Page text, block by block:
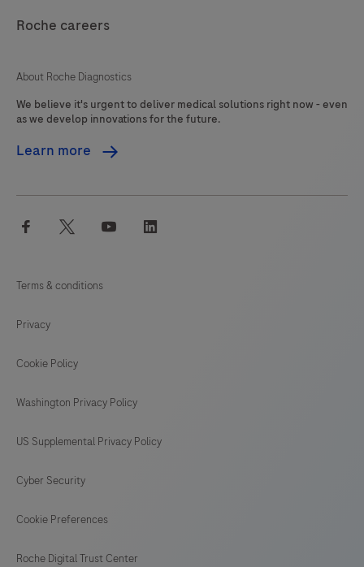
Roche careers
About Roche Diagnostics
We believe it's urgent to deliver medical solutions right now - even
as we develop innovations for the future.
Learn more
facebook twitter youtube
Terms & conditions
Privacy
Cookie Policy
Washington Privacy Policy
US Supplemental Privacy Policy
Cyber Security
Cookie Preferences
Roche Digital Trust Center